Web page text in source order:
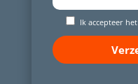
Ik accepteer het